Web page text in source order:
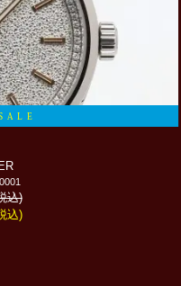
込)
込)